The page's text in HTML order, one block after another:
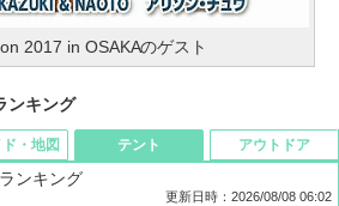
2017 in OSAKAのゲスト
ンキング
・地図 テント
ンキング
更新日時：2026/08/08 06:02
アウトドア